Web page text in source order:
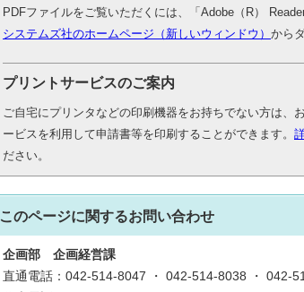
PDFファイルをご覧いただくには、「Adobe（R）
システムズ社のホームページ（新しいウィンドウ） から
プリントサービスのご案内
ご自宅にプリンタなどの印刷機器をお持ちでない方は、
ービスを利用して申請書等を印刷することができます。
ださい。
このページに関するお問い合わせ
企画部 企画経営課
直通電話：042-514-8047 ・ 042-514-8038 ・ 042-